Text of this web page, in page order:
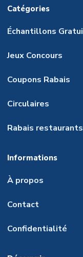
Catégories
Échantillons
Jeux Concours
Coupons Rabais
Circulaires
Rabais restaurants
Informations
À propos
Contact
Confidentialité